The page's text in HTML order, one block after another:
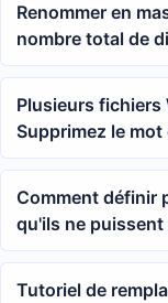
Renommer en
nombre total de
Plusieurs fichiers
Supprimez le
contenu en
Comment définir
qu'ils ne
modifier d'autres
Tutoriel de